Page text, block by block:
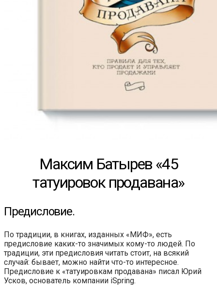
Максим Батырев «45
татуировок продавана»
Предисловие.
По традиции, в книгах, изданных «МИФ», есть
предисловие каких-то значимых кому-то людей. По
традиции, эти предисловия читать стоит, на всякий
случай: бывает, можно найти что-то интересное.
Предисловие к «татуировкам продавана» писал Юрий
Усков, основатель компании iSpring.